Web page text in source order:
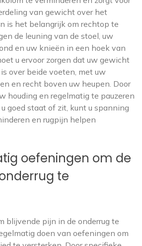
van gewicht over het
is het belangrijk om rechtop te
de leuning van de stoel, uw
en uw knieën in een hoek van
u ervoor zorgen dat uw gewicht
over beide voeten, met uw
en recht boven uw heupen. Door
houding en regelmatig te pauzeren
goed staat of zit, kunt u spanning
en rugpijn helpen
oefeningen om de
te
blijvende pijn in de onderrug te
doen van oefeningen om